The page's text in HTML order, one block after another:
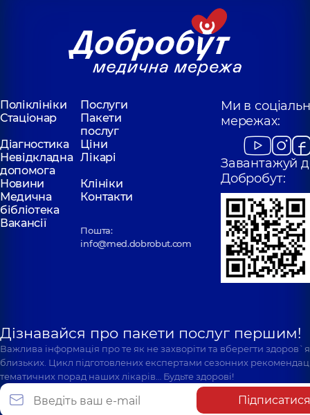
Поліклініки
Послуги
Стаціонар
Пакети
послуг
Діагностика
Ціни
Невідкладна
допомога
Лікарі
Новини
Клініки
Медична
бібліотека
Контакти
Вакансії
Пошта:
info@med.dobrobut.com
Ми в
мережах:
Завантажуй
Добробут:
Дізнавайся про пакети послуг першим!
Важлива інформація про те як не захворіти та вберегти
близьких. Цикл підготовлених експертами сезонних
тематичних порад наших лікарів… Будьте здорові!
Підписатися